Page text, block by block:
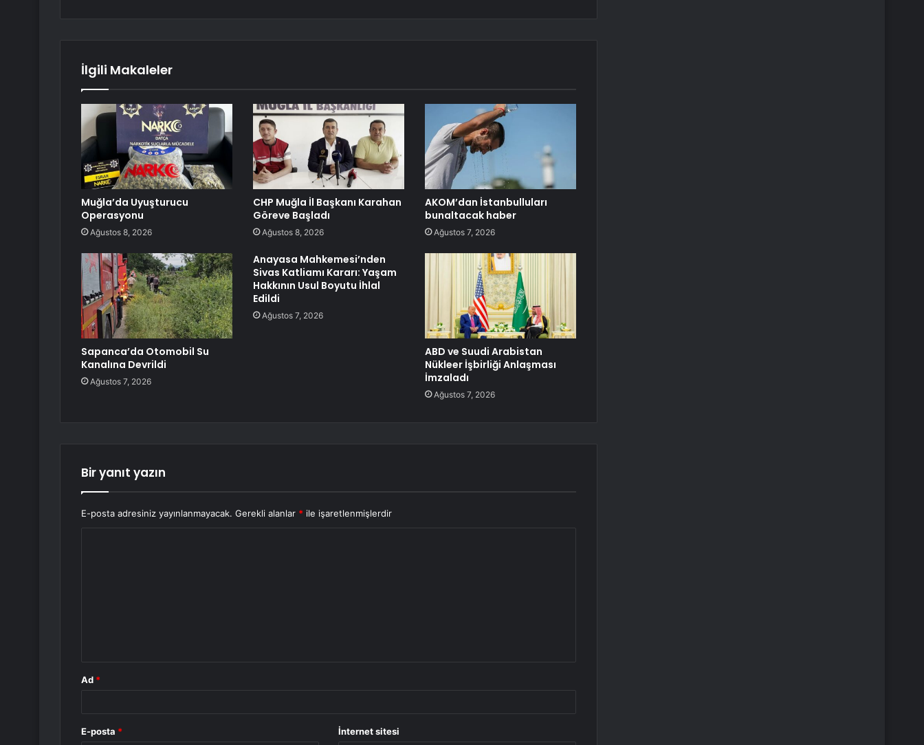
İlgili Makaleler
Muğla’da Uyuşturucu
Operasyonu
Ağustos 8, 2026
CHP Muğla İl Başkanı Karahan
Göreve Başladı
Ağustos 8, 2026
AKOM’dan İstanbulluları
bunaltacak haber
Ağustos 7, 2026
Sapanca’da Otomobil Su
Kanalına Devrildi
Ağustos 7, 2026
Anayasa Mahkemesi’nden
Sivas Katliamı Kararı: Yaşam
Hakkının Usul Boyutu İhlal
Edildi
Ağustos 7, 2026
ABD ve Suudi Arabistan
Nükleer İşbirliği Anlaşması
İmzaladı
Ağustos 7, 2026
Bir yanıt yazın
E-posta adresiniz yayınlanmayacak. Gerekli alanlar * ile işaretlenmişlerdir
Ad *
E-posta * İnternet sitesi